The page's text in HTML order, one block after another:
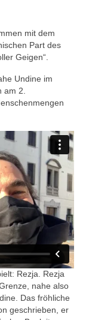
mit dem
Part des
Geigen“.
Undine im
2.
Rezja. Rezja
nahe also
Das fröhliche
geschrieben, er